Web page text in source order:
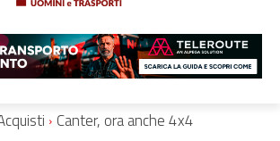
Canter, ora anche 4x4